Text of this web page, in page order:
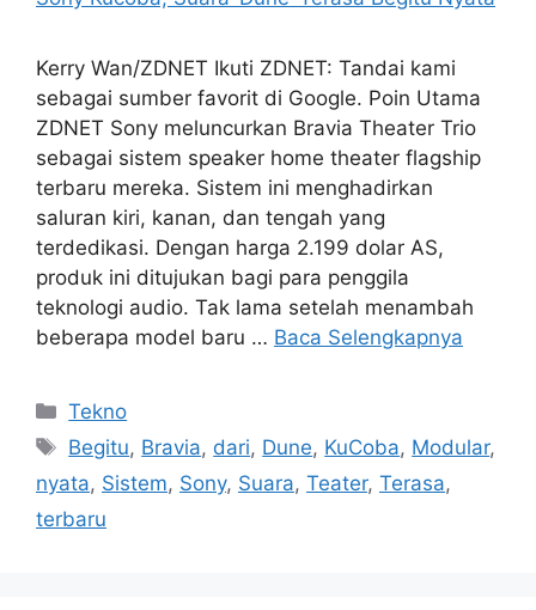
Kerry Wan/ZDNET Ikuti ZDNET: Tandai kami
sebagai sumber favorit di Google. Poin Utama
ZDNET Sony meluncurkan Bravia Theater Trio
sebagai sistem speaker home theater flagship
terbaru mereka. Sistem ini menghadirkan
saluran kiri, kanan, dan tengah yang
terdedikasi. Dengan harga 2.199 dolar AS,
produk ini ditujukan bagi para penggila
teknologi audio. Tak lama setelah menambah
beberapa model baru … Baca Selengkapnya
Kategori
Tekno
Tag
Begitu, Bravia, dari, Dune, KuCoba, Modular,
nyata, Sistem, Sony, Suara, Teater, Terasa,
terbaru